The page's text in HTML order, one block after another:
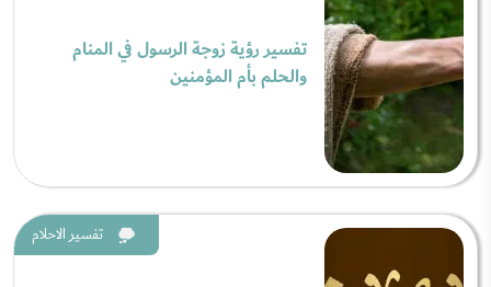
تفسير رؤية زوجة الرسول في المنام
والحلم بأم المؤمنين
تفسير الاحلام